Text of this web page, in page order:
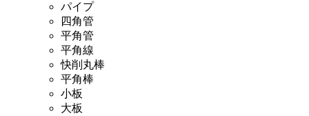
パイプ
四角管
平角管
平角線
快削丸棒
平角棒
小板
大板